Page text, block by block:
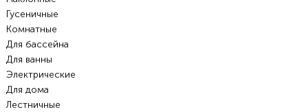
Гусеничные
Комнатные
Для бассейна
Для ванны
Электрические
Для дома
Лестничные